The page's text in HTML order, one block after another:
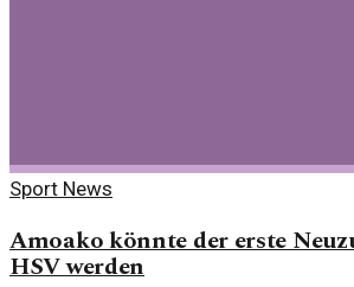
Sport News
Amoako könnte der erste
HSV werden